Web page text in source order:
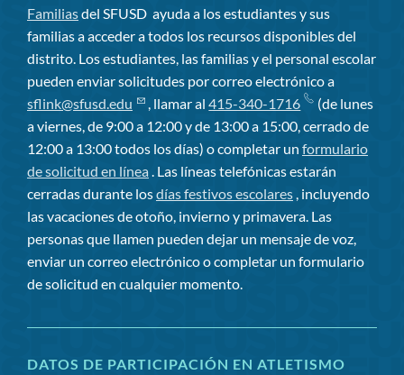
Familiasdel SFUSD ayuda a los estudiantes y sus
familias a acceder a todos los recursos disponibles del
distrito. Los estudiantes, las familias y el personal escolar
pueden enviar solicitudes por correo electrónico a
sflink@sfusd.edu
, llamar al415-340-1716
(de lunes
a viernes, de 9:00 a 12:00 y de 13:00 a 15:00, cerrado de
12:00 a 13:00 todos los días) o completar un formulario
de solicitud en línea. Las líneas telefónicas estarán
cerradas durante losdías festivos escolares , incluyendo
las vacaciones de otoño, invierno y primavera. Las
personas que llamen pueden dejar un mensaje de voz,
enviar un correo electrónico o completar un formulario
de solicitud en cualquier momento.
DATOS DE PARTICIPACIÓN EN ATLETISMO